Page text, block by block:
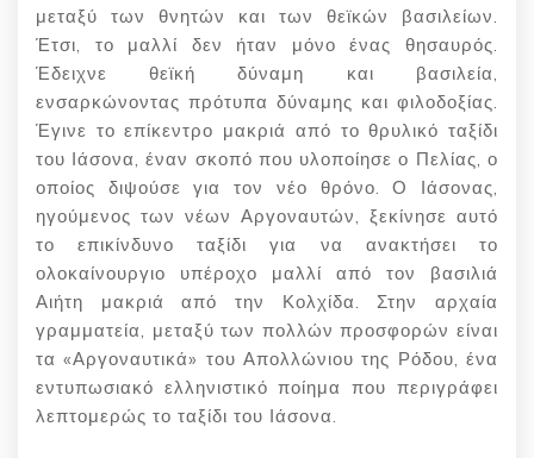
μεταξύ των θνητών και των θεϊκών βασιλείων.
Έτσι, το μαλλί δεν ήταν μόνο ένας θησαυρός.
Έδειχνε θεϊκή δύναμη και βασιλεία,
ενσαρκώνοντας πρότυπα δύναμης και φιλοδοξίας.
Έγινε το επίκεντρο μακριά από το θρυλικό ταξίδι
του Ιάσονα, έναν σκοπό που υλοποίησε ο Πελίας, ο
οποίος διψούσε για τον νέο θρόνο. Ο Ιάσονας,
ηγούμενος των νέων Αργοναυτών, ξεκίνησε αυτό
το επικίνδυνο ταξίδι για να ανακτήσει το
ολοκαίνουργιο υπέροχο μαλλί από τον βασιλιά
Αιήτη μακριά από την Κολχίδα. Στην αρχαία
γραμματεία, μεταξύ των πολλών προσφορών είναι
τα «Αργοναυτικά» του Απολλώνιου της Ρόδου, ένα
εντυπωσιακό ελληνιστικό ποίημα που περιγράφει
λεπτομερώς το ταξίδι του Ιάσονα.